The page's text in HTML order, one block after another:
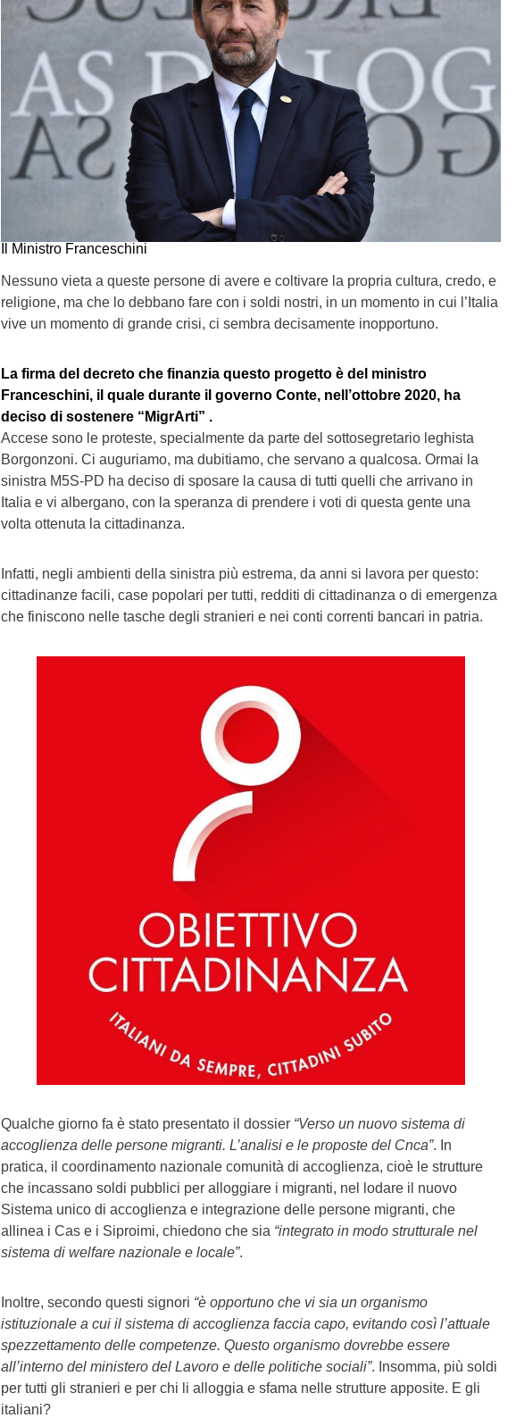
Il Ministro Franceschini
Nessuno vieta a queste persone di avere e coltivare la propria cultura, credo, e
religione, ma che lo debbano fare con i soldi nostri, in un momento in cui l’Italia
vive un momento di grande crisi, ci sembra decisamente inopportuno.
La firma del decreto che finanzia questo progetto è del ministro
Franceschini, il quale durante il governo Conte, nell’ottobre 2020, ha
deciso di sostenere “MigrArti” .
Accese sono le proteste, specialmente da parte del sottosegretario leghista
Borgonzoni. Ci auguriamo, ma dubitiamo, che servano a qualcosa. Ormai la
sinistra M5S-PD ha deciso di sposare la causa di tutti quelli che arrivano in
Italia e vi albergano, con la speranza di prendere i voti di questa gente una
volta ottenuta la cittadinanza.
Infatti, negli ambienti della sinistra più estrema, da anni si lavora per questo:
cittadinanze facili, case popolari per tutti, redditi di cittadinanza o di emergenza
che finiscono nelle tasche degli stranieri e nei conti correnti bancari in patria.
Qualche giorno fa è stato presentato il dossier “Verso un nuovo sistema di
accoglienza delle persone migranti. L’analisi e le proposte del Cnca”. In
pratica, il coordinamento nazionale comunità di accoglienza, cioè le strutture
che incassano soldi pubblici per alloggiare i migranti, nel lodare il nuovo
Sistema unico di accoglienza e integrazione delle persone migranti, che
allinea i Cas e i Siproimi, chiedono che sia “integrato in modo strutturale nel
sistema di welfare nazionale e locale”.
Inoltre, secondo questi signori “è opportuno che vi sia un organismo
istituzionale a cui il sistema di accoglienza faccia capo, evitando così l’attuale
spezzettamento delle competenze. Questo organismo dovrebbe essere
all’interno del ministero del Lavoro e delle politiche sociali”. Insomma, più soldi
per tutti gli stranieri e per chi li alloggia e sfama nelle strutture apposite. E gli
italiani?